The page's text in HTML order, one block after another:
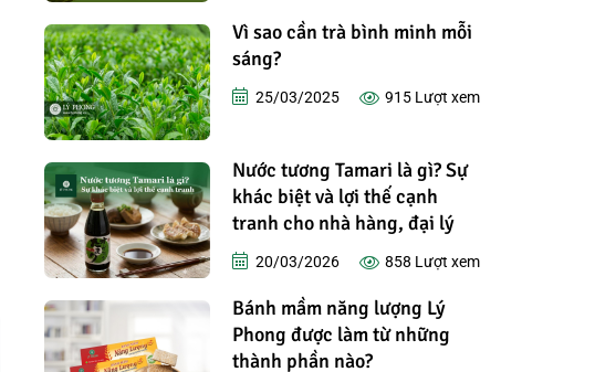
Vì sao cần trà bình minh mỗi
sáng?
25/03/2025 915 Lượt xem
Nước tương Tamari là gì? Sự
khác biệt và lợi thế cạnh
tranh cho nhà hàng, đại lý
20/03/2026 858 Lượt xem
Bánh mầm năng lượng Lý
Phong được làm từ những
thành phần nào?